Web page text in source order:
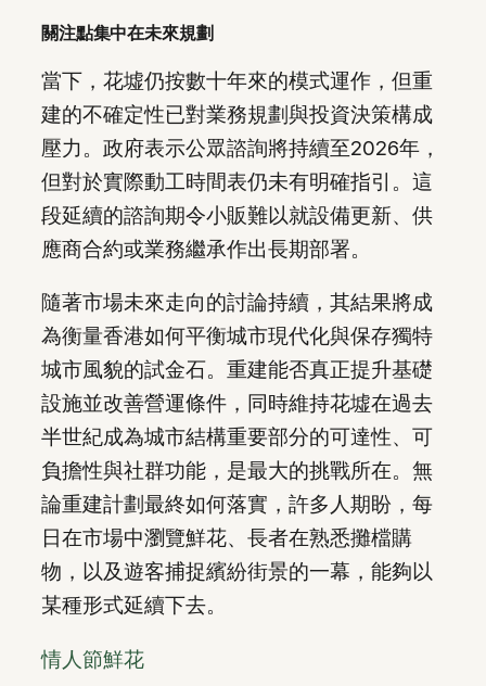
關注點集中在未來規劃
當下，花墟仍按數十年來的模式運作，但重
建的不確定性已對業務規劃與投資決策構成
壓力。政府表示公眾諮詢將持續至2026年，
但對於實際動工時間表仍未有明確指引。這
段延續的諮詢期令小販難以就設備更新、供
應商合約或業務繼承作出長期部署。
隨著市場未來走向的討論持續，其結果將成
為衡量香港如何平衡城市現代化與保存獨特
城市風貌的試金石。重建能否真正提升基礎
設施並改善營運條件，同時維持花墟在過去
半世紀成為城市結構重要部分的可達性、可
負擔性與社群功能，是最大的挑戰所在。無
論重建計劃最終如何落實，許多人期盼，每
日在市場中瀏覽鮮花、長者在熟悉攤檔購
物，以及遊客捕捉繽紛街景的一幕，能夠以
某種形式延續下去。
情人節鮮花